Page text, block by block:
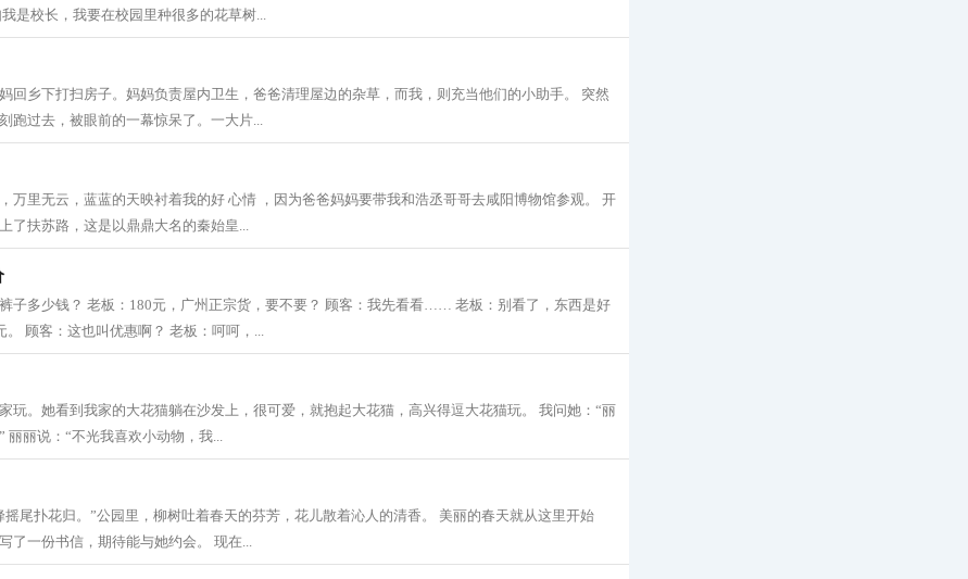
是校长，我要在校园里种很多的花草树...
回乡下打扫房子。妈妈负责屋内卫生，爸爸清理屋边的杂草，而我，则充当他们的小助手。 突然
跑过去，被眼前的一幕惊呆了。一大片...
万里无云，蓝蓝的天映衬着我的好 心情 ，因为爸爸妈妈要带我和浩丞哥哥去咸阳博物馆参观。 开
了扶苏路，这是以鼎鼎大名的秦始皇...
子多少钱？ 老板：180元，广州正宗货，要不要？ 顾客：我先看看…… 老板：别看了，东西是好
。 顾客：这也叫优惠啊？ 老板：呵呵，...
玩。她看到我家的大花猫躺在沙发上，很可爱，就抱起大花猫，高兴得逗大花猫玩。 我问她：“丽
丽丽说：“不光我喜欢小动物，我...
摇尾扑花归。”公园里，柳树吐着春天的芬芳，花儿散着沁人的清香。 美丽的春天就从这里开始
了一份书信，期待能与她约会。 现在...